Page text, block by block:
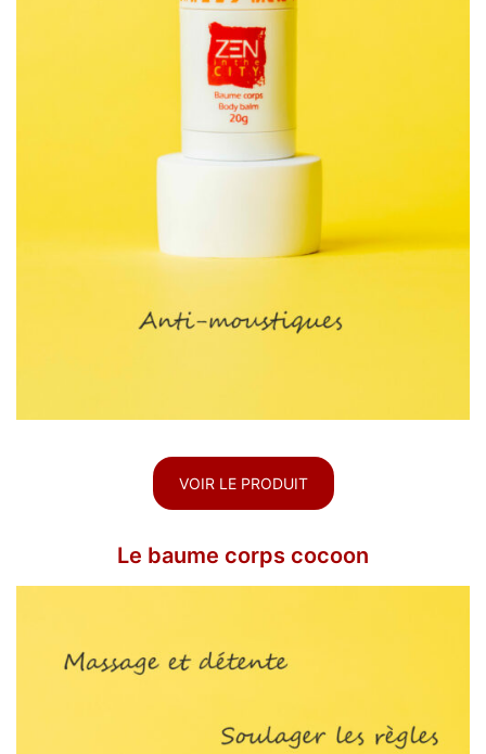
VOIR LE PRODUIT
Le baume corps cocoon